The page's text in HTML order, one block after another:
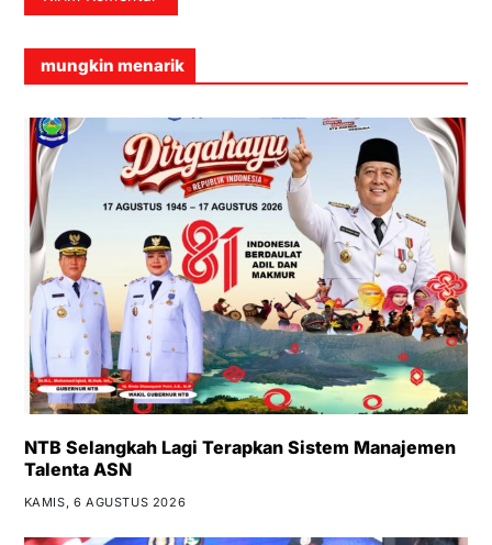
mungkin menarik
NTB Selangkah Lagi Terapkan Sistem Manajemen
Talenta ASN
KAMIS, 6 AGUSTUS 2026